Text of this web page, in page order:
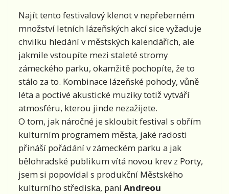
Najít tento festivalový klenot v nepřeberném
množství letních lázeňských akcí sice vyžaduje
chvilku hledání v městských kalendářích, ale
jakmile vstoupíte mezi staleté stromy
zámeckého parku, okamžitě pochopíte, že to
stálo za to. Kombinace lázeňské pohody, vůně
léta a poctivé akustické muziky totiž vytváří
atmosféru, kterou jinde nezažijete.
O tom, jak náročné je skloubit festival s obřím
kulturním programem města, jaké radosti
přináší pořádání v zámeckém parku a jak
bělohradské publikum vítá novou krev z Porty,
jsem si popovídal s produkční Městského
kulturního střediska, paníAndreou